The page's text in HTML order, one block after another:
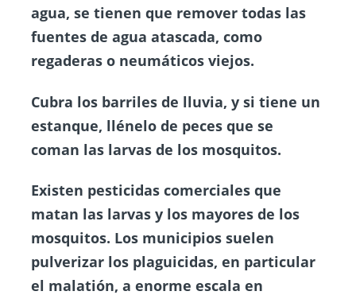
agua, se tienen que remover todas las
fuentes de agua atascada, como
regaderas o neumáticos viejos.
Cubra los barriles de lluvia, y si tiene un
estanque, llénelo de peces que se
coman las larvas de los mosquitos.
Existen pesticidas comerciales que
matan las larvas y los mayores de los
mosquitos. Los municipios suelen
pulverizar los plaguicidas, en particular
el malatión, a enorme escala en